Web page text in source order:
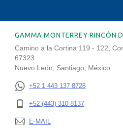
GAMMA MONTERREY RINCÓN
Camino a la Cortina 119 - 122,
67323
Nuevo León, Santiago, México
+52 1 443 137 8728
+52 (443) 310 8137
E-MAIL